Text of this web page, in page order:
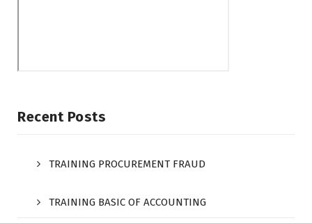
Recent Posts
TRAINING PROCUREMENT FRAUD
TRAINING BASIC OF ACCOUNTING